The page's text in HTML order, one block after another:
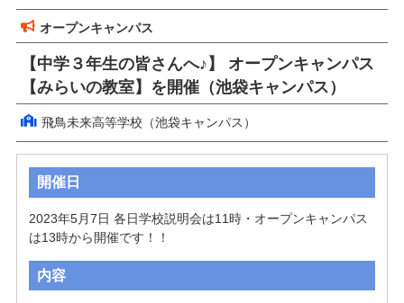
オープンキャンパス
【中学３年生の皆さんへ♪】 オープンキャンパス
【みらいの教室】を開催（池袋キャンパス）
飛鳥未来高等学校（池袋キャンパス）
開催日
2023年5月7日 各日学校説明会は11時・オープンキャンパス
は13時から開催です！！
内容